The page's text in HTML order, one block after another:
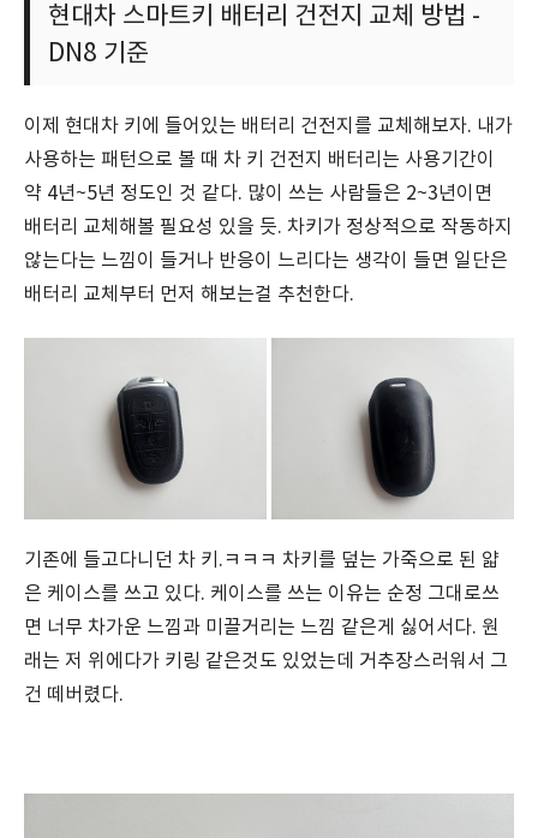
현대차 스마트키 배터리 건전지 교체 방법 -
DN8 기준
이제 현대차 키에 들어있는 배터리 건전지를 교체해보자. 내가
사용하는 패턴으로 볼 때 차 키 건전지 배터리는 사용기간이
약 4년~5년 정도인 것 같다. 많이 쓰는 사람들은 2~3년이면
배터리 교체해볼 필요성 있을 듯. 차키가 정상적으로 작동하지
않는다는 느낌이 들거나 반응이 느리다는 생각이 들면 일단은
배터리 교체부터 먼저 해보는걸 추천한다.
기존에 들고다니던 차 키.ㅋㅋㅋ 차키를 덮는 가죽으로 된 얇
은 케이스를 쓰고 있다. 케이스를 쓰는 이유는 순정 그대로쓰
면 너무 차가운 느낌과 미끌거리는 느낌 같은게 싫어서다. 원
래는 저 위에다가 키링 같은것도 있었는데 거추장스러워서 그
건 떼버렸다.